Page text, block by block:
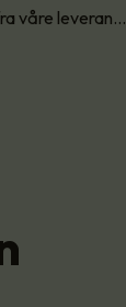
våre leveran…